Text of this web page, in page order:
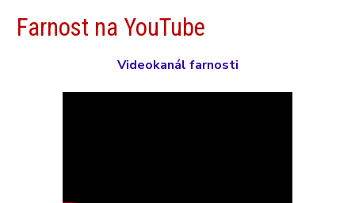
Farnost na YouTube
Videokanál farnosti